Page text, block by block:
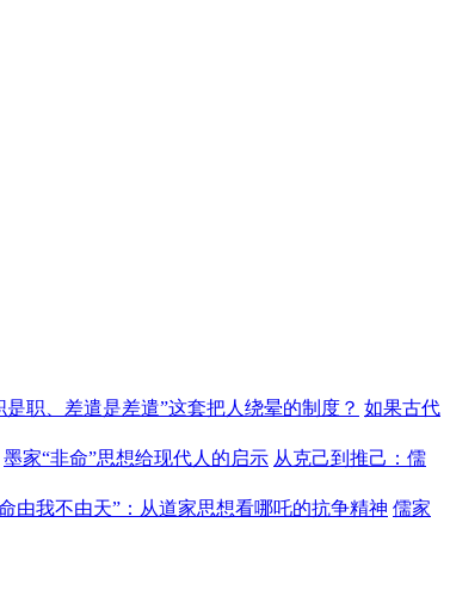
职、差遣是差遣”这套把人绕晕的制度？ 如果古代
墨家“非命”思想给现代人的启示 从克己到推己：儒
由我不由天”：从道家思想看哪吒的抗争精神 儒家